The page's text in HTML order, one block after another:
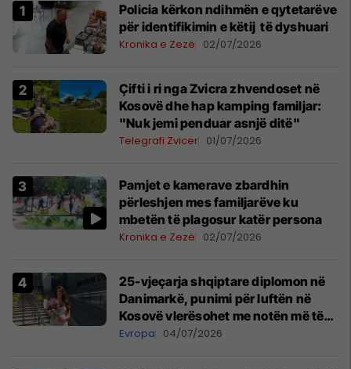
Policia kërkon ndihmën e qytetarëve
për identifikimin e këtij të dyshuari
Kronika e Zezë 02/07/2026
Çifti i ri nga Zvicra zhvendoset në
Kosovë dhe hap kamping familjar:
"Nuk jemi penduar asnjë ditë"
Telegrafi Zvicer 01/07/2026
Pamjet e kamerave zbardhin
përleshjen mes familjarëve ku
mbetën të plagosur katër persona
Kronika e Zezë 02/07/2026
25-vjeçarja shqiptare diplomon në
Danimarkë, punimi për luftën në
Kosovë vlerësohet me notën më të
lartë
Evropa 04/07/2026